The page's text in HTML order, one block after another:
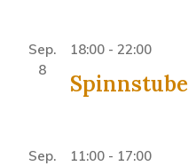
Sep.
8
18:00 - 22:00
Spinnstube
Sep.
11:00 - 17:00